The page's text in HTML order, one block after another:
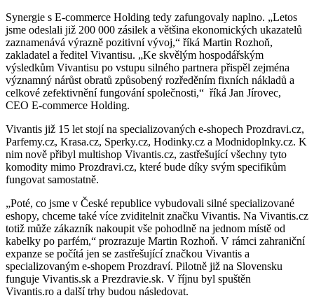
Synergie s E-commerce Holding tedy zafungovaly naplno. „Letos
jsme odeslali již 200 000 zásilek a většina ekonomických ukazatelů
zaznamenává výrazně pozitivní vývoj,“ říká Martin Rozhoň,
zakladatel a ředitel Vivantisu. „Ke skvělým hospodářským
výsledkům Vivantisu po vstupu silného partnera přispěl zejména
významný nárůst obratů způsobený rozředěním fixních nákladů a
celkové zefektivnění fungování společnosti,“ říká Jan Jírovec,
CEO E-commerce Holding.
Vivantis již 15 let stojí na specializovaných e-shopech Prozdravi.cz,
Parfemy.cz, Krasa.cz, Sperky.cz, Hodinky.cz a Modnidoplnky.cz. K
nim nově přibyl multishop Vivantis.cz, zastřešující všechny tyto
komodity mimo Prozdravi.cz, které bude díky svým specifikům
fungovat samostatně.
„Poté, co jsme v České republice vybudovali silné specializované
eshopy, chceme také více zviditelnit značku Vivantis. Na Vivantis.cz
totiž může zákazník nakoupit vše pohodlně na jednom místě od
kabelky po parfém,“ prozrazuje Martin Rozhoň. V rámci zahraniční
expanze se počítá jen se zastřešující značkou Vivantis a
specializovaným e-shopem Prozdraví. Pilotně již na Slovensku
funguje Vivantis.sk a Prezdravie.sk. V říjnu byl spuštěn
Vivantis.ro a další trhy budou následovat.